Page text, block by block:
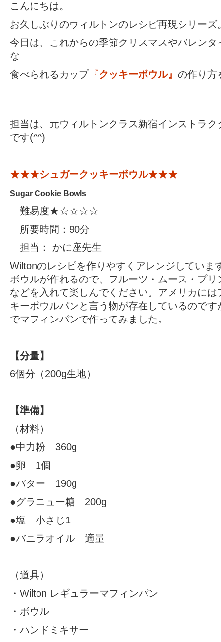
こんにちは。
お久しぶりのウィルトンのレシピ再現シリーズ
今日は、これからの季節クリスマスやバレンタ
な
食べられるカップ『クッキーボウル』 の作り方
担当は、元ウィルトンクラス新宿インストラク
です(^^)
★★★シュガークッキーボウル★★★
Sugar Cookie Bowls
難易度★☆☆☆☆
所要時間：90分
担当： かに座先生
Wiltonのレシピを作りやすくアレンジしていま
ボウルが作れるので、フルーツ・ムース・プ
などを入れて楽しんでください。アメリカに
キーボウルパンと言う物が存在しているので
でマフィンパンで作ってみました。
【分量】
6個分（200g生地）
【準備】
（材料）
●中力粉 360g
●卵 1個
●バター 190g
●グラニュー糖 200g
●塩 小さじ1
●バニラオイル 適量
（道具）
・ Wilton レギュラーマフィンパン
・ボウル
・ハンドミキサー